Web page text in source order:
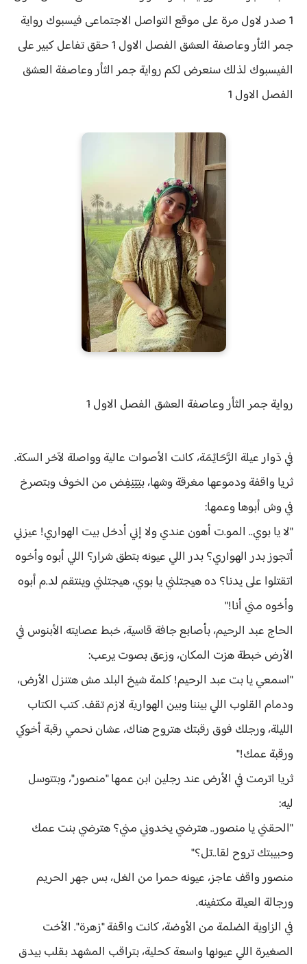
1 صدر لاول مرة على موقع التواصل الاجتماعى فيسبوك رواية
جمر الثأر وعاصفة العشق الفصل الاول 1 حقق
تفاعل كبير على
الفيسبوك لذلك سنعرض لكمروايةجمر الثأر وعاصفة العشق
الفصل الاول 1
روايةجمر الثأر وعاصفة العشق الفصل الاول 1
في دَوار عيلة الرَّحَايْمَة، كانت الأصوات عالية وواصلة لآخر السكة.
ثريا واقفة ودموعها مغرقة وشها، بتِتِنِفِض من الخوف وبتصرخ
في وش أبوها وعمها:
"لا يا بوي.. المو.ت أهون عندي ولا إني أدخل بيت الهواري! عيزني
أتجوز بدر الهواري؟ بدر اللي عيونه بتطق شرار؟ اللي أبوه وأخوه
اتقتلوا على يدنا؟ ده هيجتلني يا بوي، هيجتلني وينتقم لد.م أبوه
وأخوه مني أنا!"
الحاج عبد الرحيم، بأصابع جافة قاسية، خبط عصايته الأبنوس في
الأرض خبطة هزت المكان، وزعق بصوت يرعب:
"اسمعي يا بت عبد الرحيم! كلمة شيخ البلد مش هتنزل الأرض،
ودمام القلوب اللي بيننا وبين الهوارية لازم تقف. كتب الكتاب
الليلة، ورجلك فوق رقبتك هتروح هناك، عشان نحمي رقبة أخوكي
ورقبة عمك!"
ثريا اترمت في الأرض عند رجلين ابن عمها "منصور"، وبتتوسل
ليه:
"الحقني يا منصور.. هترضي يخدوني مني؟ هترضي بنت عمك
وحبيبتك تروح لقا..تل؟"
منصور واقف عاجز، عيونه حمرا من الغل، بس جهر الحريم
ورجالة العيلة مكتفينه.
في الزاوية الضلمة من الأوضة، كانت واقفة "زهرة". الأخت
الصغيرة اللي عيونها واسعة كحلية، بتراقب المشهد بقلب بيدق